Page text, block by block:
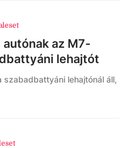
az M7-
lehajtót
szabadbattyáni lehajtónál áll,